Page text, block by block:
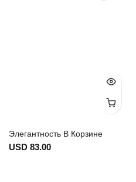
Элегантность В Корзине
USD 83.00